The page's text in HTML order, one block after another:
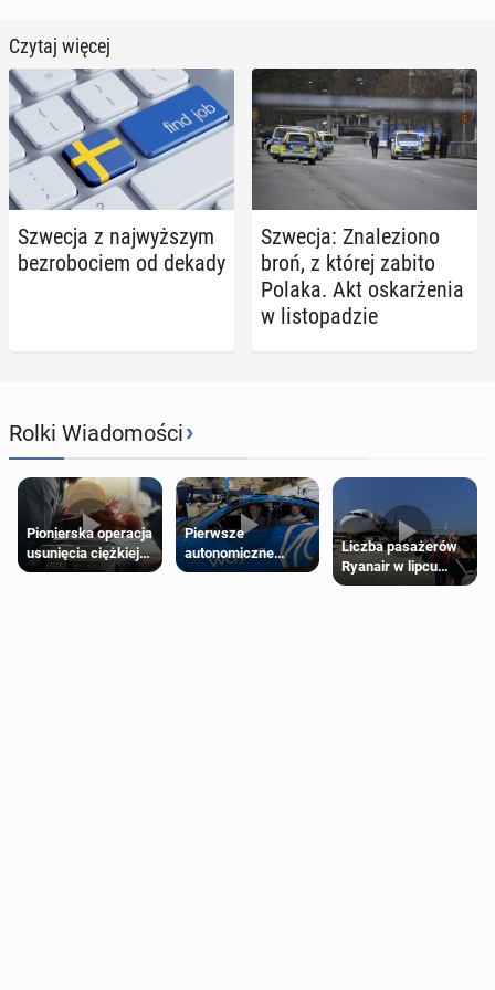
Czytaj więcej
Szwecja z naj­wyż­szym
bez­ro­bo­ciem od dekady
Szwecja: Zna­le­zio­no
broń, z której zabito
Polaka. Akt oskar­że­nia
w li­sto­pa­dzie
Rolki Wiadomości›
Pionierska operacja
usunięcia ciężkiej
wady wrodzonej
Pierwsze
autonomiczne
Ubery pojawią się
Liczba pasażerów
Ryanair w lipcu
pobiła rekord